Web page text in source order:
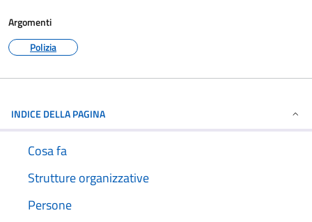
Argomenti
Polizia
INDICE DELLA PAGINA
Cosa fa
Strutture organizzative
Persone